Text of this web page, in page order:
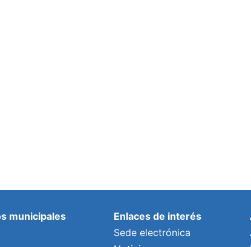
municipales
Enlaces de interés
Sede electrónica